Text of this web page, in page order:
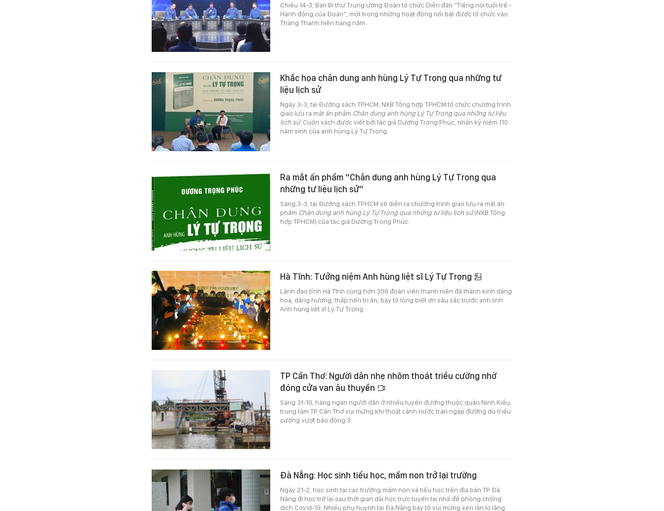
Chiều 14-3, Ban Bí thư Trung ương Đoàn tổ chức Diễn đàn “Tiếng nói tuổi trẻ -
Hành động của Đoàn”, một trong những hoạt động nổi bật được tổ chức vào
Tháng Thanh niên hàng năm.
Khắc họa chân dung anh hùng Lý Tự Trọng qua những tư
liệu lịch sử
Ngày 3-3, tại Đường sách TPHCM, NXB Tổng hợp TPHCM tổ chức chương trình
giao lưu ra mắt ấn phẩm Chân dung anh hùng Lý Tự Trọng qua những tư liệu
lịch sử. Cuốn sách được viết bởi tác giả Dương Trọng Phúc, nhân kỷ niệm 110
năm sinh của anh hùng Lý Tự Trọng.
Ra mắt ấn phẩm “Chân dung anh hùng Lý Tự Trọng qua
những tư liệu lịch sử”
Sáng 3-3, tại Đường sách TPHCM sẽ diễn ra chương trình giao lưu ra mắt ấn
phẩm Chân dung anh hùng Lý Tự Trọng qua những tư liệu lịch sử(NXB Tổng
hợp TPHCM) của tác giả Dương Trọng Phúc.
Hà Tĩnh: Tưởng niệm Anh hùng liệt sĩ Lý Tự Trọng
Lãnh đạo tỉnh Hà Tĩnh cùng hơn 300 đoàn viên thanh niên đã thành kính dâng
hoa, dâng hương, thắp nến tri ân, bày tỏ lòng biết ơn sâu sắc trước anh linh
Anh hùng liệt sĩ Lý Tự Trọng.
TP Cần Thơ: Người dân nhẹ nhõm thoát triều cường nhờ
đóng cửa van âu thuyền
Sáng 31-10, hàng ngàn người dân ở nhiều tuyến đường thuộc quận Ninh Kiều,
trung tâm TP Cần Thơ vui mừng khi thoát cảnh nước tràn ngập đường dù triều
cường vượt báo động 3.
Đà Nẵng: Học sinh tiểu học, mầm non trở lại trường
Ngày 21-2, học sinh tại các trường mầm non và tiểu học trên địa bàn TP Đà
Nẵng đi học trở lại sau thời gian dài học trực tuyến tại nhà để phòng chống
dịch Covid-19. Nhiều phụ huynh tại Đà Nẵng bày tỏ vui mừng xen lẫn lo lắng.